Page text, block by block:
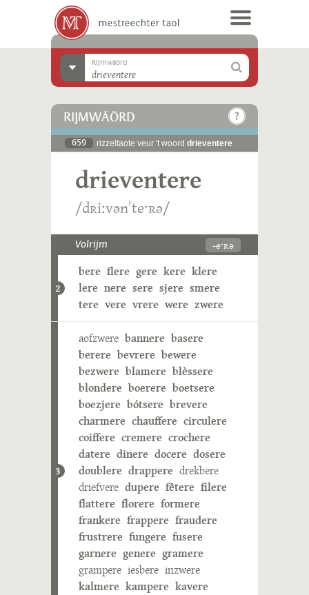
Rijmwäörd
RIJMWÄÖRD
659 rizzeltaote veur 't woord drieventere
drieventere
/dʀiːvənˈteˑʀə/
Volrijm -eˑʀə
2
bere flere gere kere klere
lere nere sere sjere smere
tere vere vrere were zwere
3
aofzwere bannere basere
berere bevrere bewere
bezwere blamere blèssere
blondere boerere boetsere
boezjere bótsere brevere
charmere chauffere circulere
coiffere cremere crochere
datere dinere docere dosere
doublere drappere drekbere
driefvere dupere fêtere filere
flattere florere formere
frankere frappere fraudere
frustrere fungere fusere
garnere genere gramere
grampere iesbere inzwere
kalmere kampere kavere